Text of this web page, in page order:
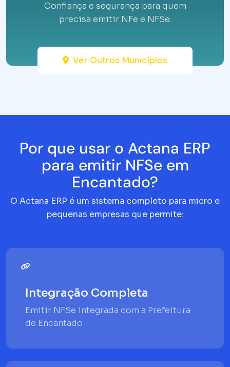
Confiança e segurança para quem
precisa emitir NFe e NFSe.
Ver Outros Municípios
Por que usar o Actana ERP
para emitir NFSe em
Encantado?
O Actana ERP é um sistema completo para micro e
pequenas empresas que permite:
Integração Completa
Emitir NFSe integrada com a Prefeitura
de Encantado